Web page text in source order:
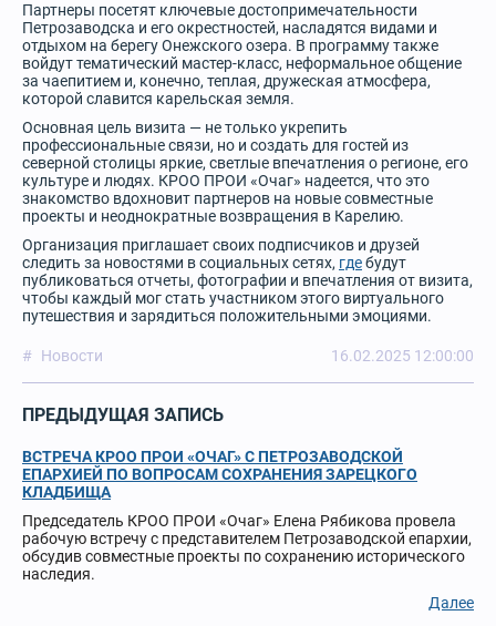
Партнеры посетят ключевые достопримечательности
Петрозаводска и его окрестностей, насладятся видами и
отдыхом на берегу Онежского озера. В программу также
войдут тематический мастер-класс, неформальное общение
за чаепитием и, конечно, теплая, дружеская атмосфера,
которой славится карельская земля.
Основная цель визита — не только укрепить
профессиональные связи, но и создать для гостей из
северной столицы яркие, светлые впечатления о регионе, его
культуре и людях. КРОО ПРОИ «Очаг» надеется, что это
знакомство вдохновит партнеров на новые совместные
проекты и неоднократные возвращения в Карелию.
Организация приглашает своих подписчиков и друзей
следить за новостями в социальных сетях, гдебудут
публиковаться отчеты, фотографии и впечатления от визита,
чтобы каждый мог стать участником этого виртуального
путешествия и зарядиться положительными эмоциями.
Новости 16.02.2025 12:00:00
ПРЕДЫДУЩАЯ ЗАПИСЬ
ВСТРЕЧА КРОО ПРОИ «ОЧАГ» С ПЕТРОЗАВОДСКОЙ
ЕПАРХИЕЙ ПО ВОПРОСАМ СОХРАНЕНИЯ ЗАРЕЦКОГО
КЛАДБИЩА
Председатель КРОО ПРОИ «Очаг» Елена Рябикова провела
рабочую встречу с представителем Петрозаводской епархии,
обсудив совместные проекты по сохранению исторического
наследия.
Далее